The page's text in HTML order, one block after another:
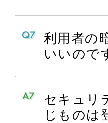
利用者の
いいので
セキュリ
じものは